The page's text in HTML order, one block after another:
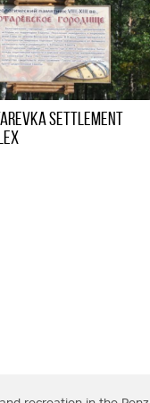
Settlement